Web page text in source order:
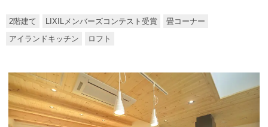
2階建て LIXILメンバーズコンテスト受賞
畳コーナー
アイランドキッチン
ロフト